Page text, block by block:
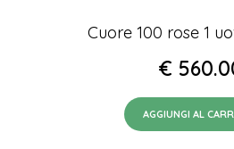
Cuore 100 rose 1
€
AGGIUNGI AL